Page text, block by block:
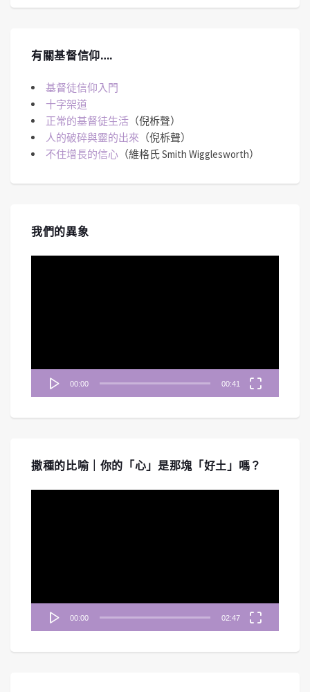
有關基督信仰….
基督徒信仰入門
十字架道
正常的基督徒生活 （倪柝聲）
人的破碎與靈的出來 （倪柝聲）
不住增長的信心 （維格氏 Smith Wigglesworth）
我們的異象
00:00 00:41
撒種的比喻｜你的「心」是那塊「好土」嗎？
00:00 02:47